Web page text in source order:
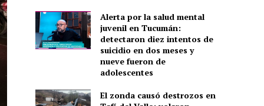
Alerta por la salud mental
juvenil en Tucumán:
detectaron diez intentos de
suicidio en dos meses y
nueve fueron de
adolescentes
El zonda causó destrozos en